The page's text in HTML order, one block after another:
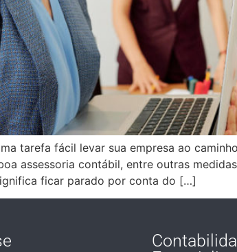
tarefa fácil levar sua empresa ao
assessoria contábil, entre outras
ficar parado por conta do […]